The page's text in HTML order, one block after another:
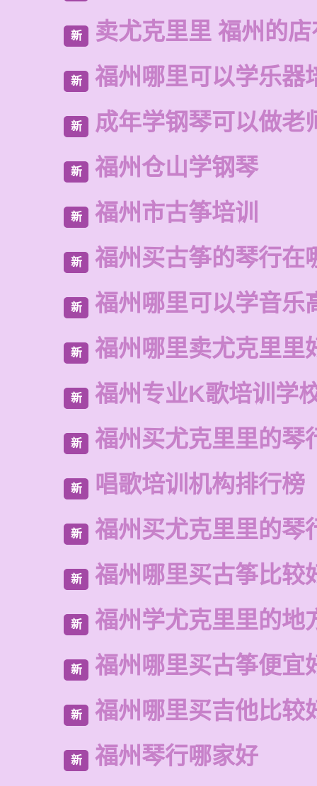
新 卖尤克里里 福州的
新 福州哪里可以学乐器
新 成年学钢琴可以做老
新 福州仓山学钢琴
新 福州市古筝培训
新 福州买古筝的琴行在
新 福州哪里可以学音乐
新 福州哪里卖尤克里里
新 福州专业K歌培训学
新 福州买尤克里里的琴
新 唱歌培训机构排行榜
新 福州买尤克里里的琴
新 福州哪里买古筝比较
新 福州学尤克里里的地
新 福州哪里买古筝便宜
新 福州哪里买吉他比较
新 福州琴行哪家好